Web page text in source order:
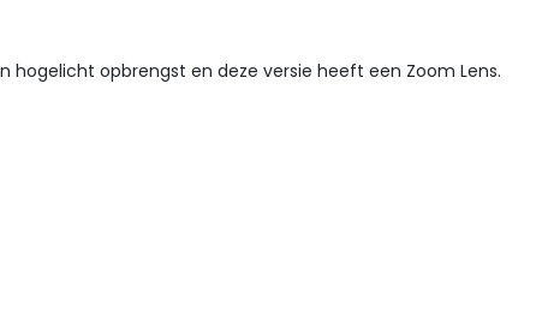
hogelicht opbrengst en deze versie heeft een Zoom Lens.